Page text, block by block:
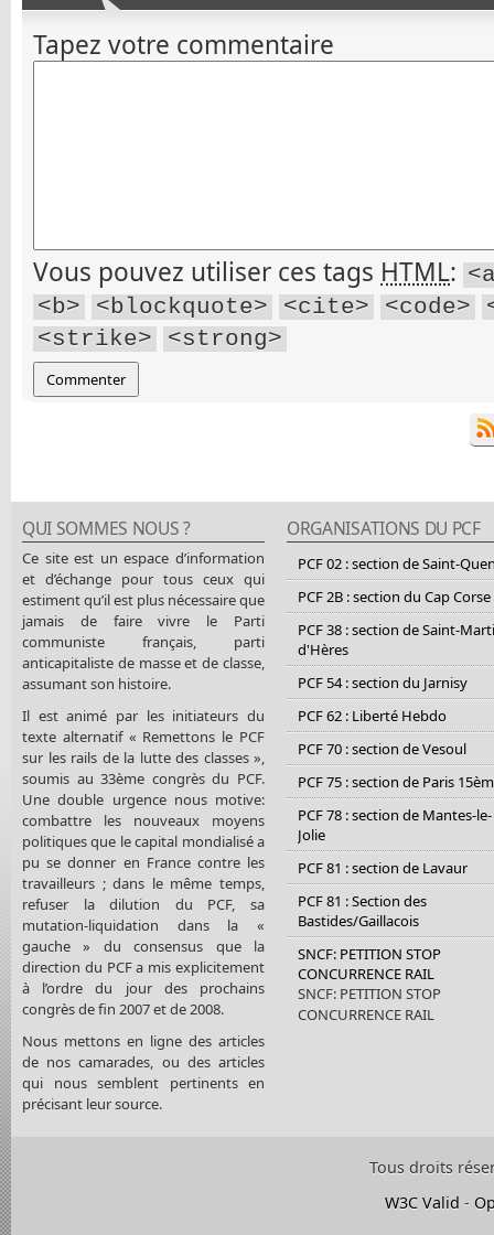
Tapez votre commentaire
Vous pouvez utiliser ces tags HTML:
<b>
<blockquote> <cite> <code>
<strike>
<strong>
QUI SOMMES NOUS ?
Ce site est un espace d’information
et d’échange pour tous ceux qui
estiment qu’il est plus nécessaire que
jamais de faire vivre le Parti
communiste français, parti
anticapitaliste de masse et de classe,
assumant son histoire.
Il est animé par les initiateurs du
texte alternatif « Remettons le PCF
sur les rails de la lutte des classes »,
soumis au 33ème congrès du PCF.
Une double urgence nous motive:
combattre les nouveaux moyens
politiques que le capital mondialisé a
pu se donner en France contre les
travailleurs ; dans le même temps,
refuser la dilution du PCF, sa
mutation-liquidation dans la «
gauche » du consensus que la
direction du PCF a mis explicitement
à l’ordre du jour des prochains
congrès de fin 2007 et de 2008.
Nous mettons en ligne des articles
de nos camarades, ou des articles
qui nous semblent pertinents en
précisant leur source.
ORGANISATIONS DU PCF
PCF 02 : section de Saint-
PCF 2B : section du Cap Corse
PCF 38 : section de Saint-
d'Hères
PCF 54 : section du Jarnisy
PCF 62 : Liberté Hebdo
PCF 70 : section de Vesoul
PCF 75 : section de Paris
PCF 78 : section de Mantes-le-
Jolie
PCF 81 : section de Lavaur
PCF 81 : Section des
Bastides/Gaillacois
SNCF: PETITION STOP
CONCURRENCE RAIL
SNCF: PETITION STOP
CONCURRENCE RAIL
Tous droits
W3C Valid -